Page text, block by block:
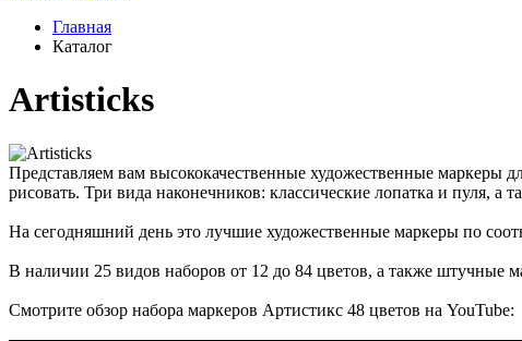
Главная
Каталог
Artisticks
Представляем вам высококачественные художественные
рисовать. Три вида наконечников: классические лопатка и пуля, а
На сегодняшний день это лучшие художественные маркеры по
В наличии 25 видов наборов от 12 до 84 цветов, а также штучные
Смотрите обзор набора маркеров Артистикс 48 цветов на YouTube: